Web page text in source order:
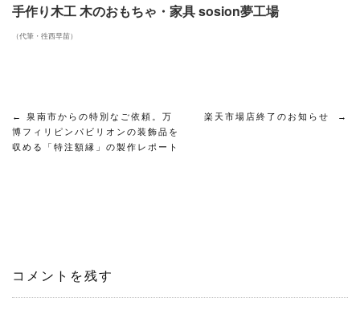
手作り木工 木のおもちゃ・家具 sosion夢工場
（代筆・徃西早苗）
投
稿
ナ
←
泉南市からの特別なご依頼。万
博フィリピンパビリオンの装飾品を
収める「特注額縁」の製作レポート
楽天市場店終了のお知らせ →
コメントを残す